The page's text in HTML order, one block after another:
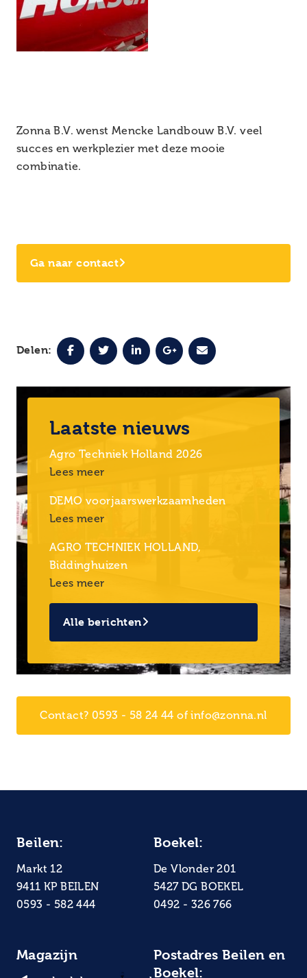
Zonna B.V. wenst Mencke Landbouw B.V. veel
succes en werkplezier met deze mooie
combinatie.
Ga naar contact
Delen:
Laatste nieuws
Agro Techniek Holland 2026
Lees meer
DEMO voorjaarswerkzaamheden
Lees meer
AGRO TECHNIEK HOLLAND,
Biddinghuizen
Lees meer
Alle berichten
Contact? 0593 - 58 24 44 of info@zonna.nl
Beilen:
Markt 12
9411 KP BEILEN
0593 - 582 444
Boekel:
De Vlonder 201
5427 DG BOEKEL
0492 - 326 766
Magazijn
Postadres Beilen en
Boekel: